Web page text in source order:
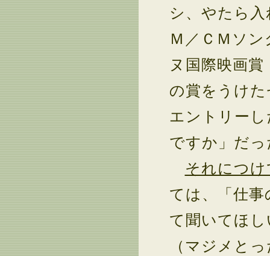
シ、やたら
Ｍ／ＣＭソ
ヌ国際映画
の賞をうけ
エントリー
ですか」だっ
それにつ
ては、「仕
て聞いてほ
（マジメと